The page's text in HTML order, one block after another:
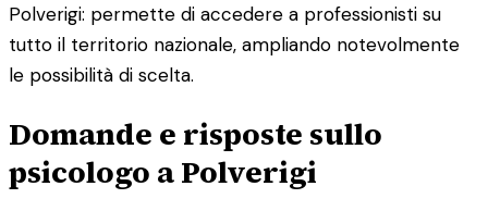
Polverigi: permette di accedere a professionisti su
tutto il territorio nazionale, ampliando notevolmente
le possibilità di scelta.
Domande e risposte sullo
psicologo a Polverigi